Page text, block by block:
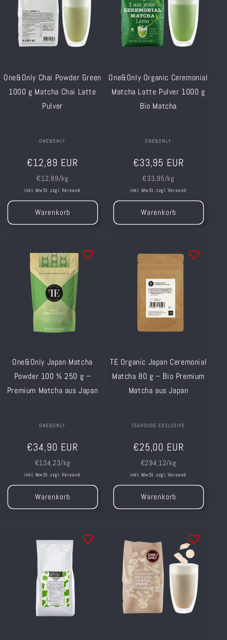
One&Only Chai Powder Green
1000 g Matcha Chai Latte
Pulver
ONE&ONLY
Normaler
Preis
€12,89 EUR
Grundpreis
€12,89/kg
inkl. MwSt. zzgl. Versand
Warenkorb
One&Only Organic Ceremonial
Matcha Latte Pulver 1000 g
Bio Matcha
ONE&ONLY
Normaler
Preis
€33,95 EUR
Grundpreis
€33,95/kg
inkl. MwSt. zzgl. Versand
Warenkorb
One&Only Japan Matcha
Powder 100 % 250 g –
Premium Matcha aus Japan
ONE&ONLY
Normaler
Preis
€34,90 EUR
Grundpreis
€134,23/kg
inkl. MwSt. zzgl. Versand
Warenkorb
TE Organic Japan Ceremonial
Matcha 80 g – Bio Premium
Matcha aus Japan
Anbieter:TEAHOUSE EXCLUSIVE
Normaler
Preis
€25,00 EUR
Grundpreis
€294,12/kg
inkl. MwSt. zzgl. Versand
Warenkorb